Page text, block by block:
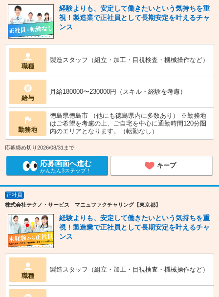
経験よりも、安定して働きたいという気持ちを重
視！製造業で正社員として長期安定を叶えるチャ
ンス
職種
製造スタッフ（組立・加工・目視検査・機械操作など）
給与
月給180000〜230000円（スキル・経験を考慮）
勤務地
徳島県徳島市 （他にも徳島県内に多数あり） ※勤務地
はご希望を考慮の上、ご自宅を中心に通勤時間120分圏
内のエリアとなります。（転勤なし）
応募締め切り2026/08/31まで
応募画面へ進む
かんたん3ステップ！
キープ
正社員
株式会社テクノ・サービス マニュファクチャリング【東京都】
経験よりも、安定して働きたいという気持ちを重
視！製造業で正社員として長期安定を叶えるチャ
ンス
職種
製造スタッフ（組立・加工・目視検査・機械操作など）